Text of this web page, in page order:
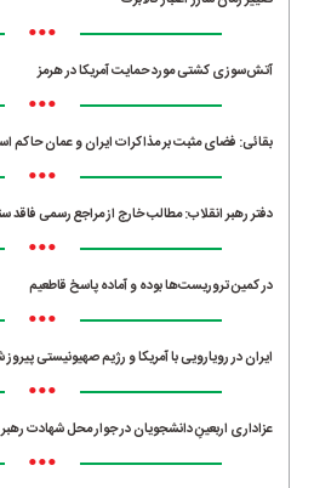
•••
آتش‌سوزی کشتی مورد حمایت آمریکا در هرمز
•••
بقائی: فضای مثبت بر مذاکرات ایران و عمان حاکم
•••
دفتر رهبر انقلاب: مطالب خارج از مراجع رسمی
•••
در کمین تروریست‌ها بوده و آماده پاسخ قاطعیم
•••
ایران در رویارویی با آمریکا و رژیم صهیونیستی
•••
عزاداری اربعینِ دانشجویان در جوار محل شهادت
•••